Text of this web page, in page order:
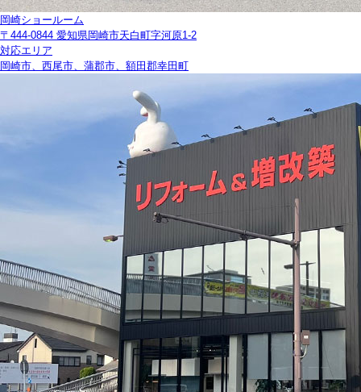
岡崎ショールーム
〒444-0844 愛知県岡崎市天白町字河原1-2
対応エリア
岡崎市、西尾市、蒲郡市、額田郡幸田町